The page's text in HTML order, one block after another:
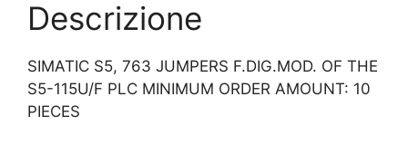
Descrizione
SIMATIC S5, 763 JUMPERS F.DIG.MOD. OF THE
S5-115U/F PLC MINIMUM ORDER AMOUNT: 10
PIECES